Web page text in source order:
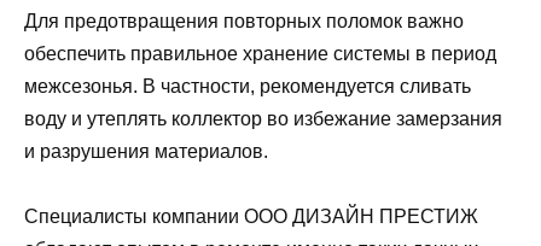
Для предотвращения повторных поломок важно
обеспечить правильное хранение системы в период
межсезонья. В частности, рекомендуется сливать
воду и утеплять коллектор во избежание замерзания
и разрушения материалов.
Специалисты компании ООО ДИЗАЙН ПРЕСТИЖ